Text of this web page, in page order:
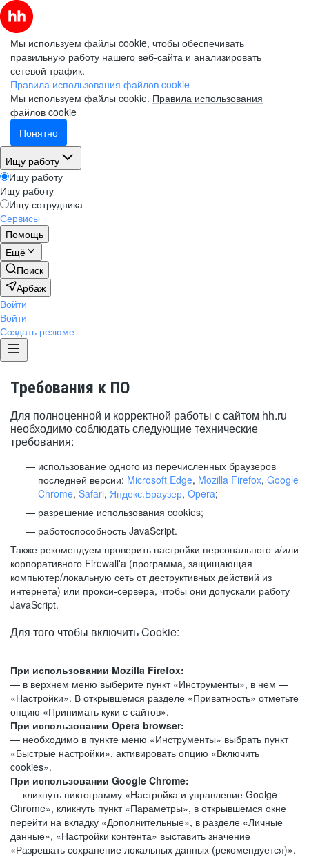
Мы используем файлы cookie, чтобы обеспечивать
правильную работу нашего веб-сайта и анализировать
сетевой трафик.
Правила использования файлов cookie
Мы используем файлы cookie. Правила использования
файлов cookie
Понятно
Ищу работу
Ищу работу
Ищу работу
Ищу сотрудника
Сервисы
Помощь
Ещё
Поиск
Арбаж
Войти
Войти
Создать резюме
Требования к ПО
Для полноценной и корректной работы с сайтом hh.ru
необходимо соблюдать следующие технические
требования:
использование одного из перечисленных браузеров
последней версии: Microsoft Edge, Mozilla Firefox, Google
Chrome, Safari, Яндекс.Браузер, Opera;
разрешение использования cookies;
работоспособность JavaScript.
Также рекомендуем проверить настройки персонального и/или
корпоративного Firewall'a (программа, защищающая
компьютер/локальную сеть от деструктивных действий из
интернета) или прокси-сервера, чтобы они допускали работу
JavaScript.
Для того чтобы включить Cookie:
При использовании Mozilla Firefox:
— в верхнем меню выберите пункт «Инструменты», в нем —
«Настройки». В открывшемся разделе «Приватность» отметьте
опцию «Принимать куки с сайтов».
При использовании Opera browser:
— необходимо в пункте меню «Инструменты» выбрать пункт
«Быстрые настройки», активировать опцию «Включить
cookies».
При использовании Google Chrome:
— кликнуть пиктограмму «Настройка и управление Goolge
Chrome», кликнуть пункт «Параметры», в открывшемся окне
перейти на вкладку «Дополнительные», в разделе «Личные
данные», «Настройки контента» выставить значение
«Разрешать сохранение локальных данных (рекомендуется)».